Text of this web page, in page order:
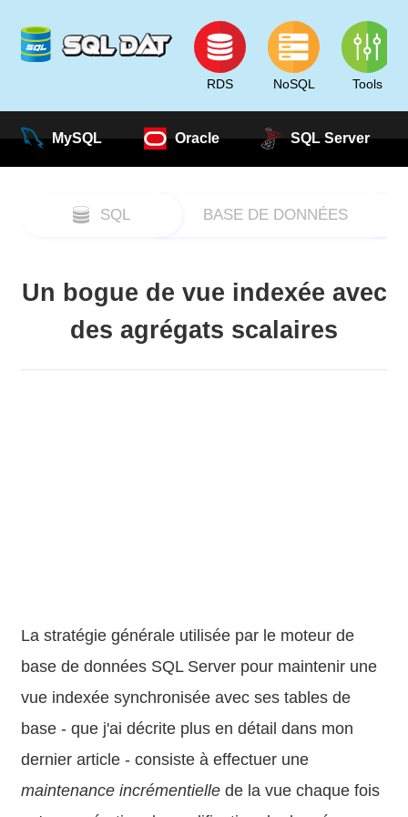
RDS NoSQL Tools
MySQL Oracle SQL Server
SQL BASE DE DONNÉES
Un bogue de vue indexée avec
des agrégats scalaires
La stratégie générale utilisée par le moteur de
base de données SQL Server pour maintenir une
vue indexée synchronisée avec ses tables de
base - que j'ai décrite plus en détail dans mon
dernier article - consiste à effectuer une
maintenance incrémentiellede la vue chaque fois